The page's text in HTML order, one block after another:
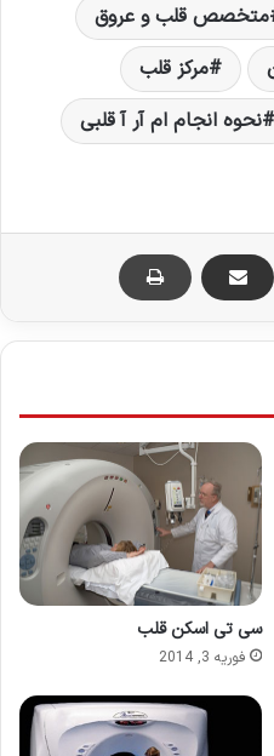
متخصص قلب و عروق
مرکز قلب
نحوه انجام ام آر آ قلبی
سی تی اسکن قلب
فوریه 3, 2014